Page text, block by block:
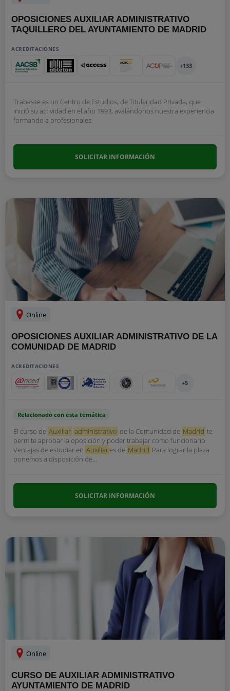
OPOSICIONES AUXILIAR ADMINISTRATIVO
TAQUILLERO DEL AYUNTAMIENTO DE MADRID
ACREDITACIONES
+133
Trabasse es un Centro de Estudios, de Titularidad Privada, que
inició su actividad en el año 1993, avalándonos nuestra experiencia
formando a profesionales.
SOLICITAR INFORMACIÓN
Online
OPOSICIONES AUXILIAR ADMINISTRATIVO DE LA
COMUNIDAD DE MADRID
ACREDITACIONES
+5
Relacionado con esta temática
El curso de Auxiliar administrativo de la Comunidad de Madrid te
permite aprobar la oposición y poder trabajar como funcionario
Ventajas de estudiar en Auxiliares de Madrid Para lograr la plaza
ponemos a disposición de...
SOLICITAR INFORMACIÓN
Online
CURSO DE AUXILIAR ADMINISTRATIVO
AYUNTAMIENTO DE MADRID